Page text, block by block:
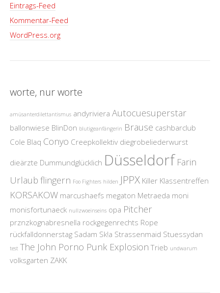
Eintrags-Feed
Kommentar-Feed
WordPress.org
worte, nur worte
amüsanterdilettantismus andyriviera Autocuesuperstar
ballonwiese BlinDon blutigeanfängerin Brause cashbarclub
Cole Blaq Conyo Creepkollektiv diegrobeliederwurst
dieärzte Dummundglücklich Düsseldorf Farin
Urlaub flingern Foo Fighters hilden JPPX Killer Klassentreffen
KORSAKOW marcushaefs megaton Metraeda moni
monisfortunaeck nullzwoeinseins opa Pitcher
prznzkognabresnella rockgegenrechts Rope
rückfalldonnerstag Sadam Sk!a Strassenmaid Stuessydan
test The John Porno Punk Explosion Trieb undwarum
volksgarten ZAKK